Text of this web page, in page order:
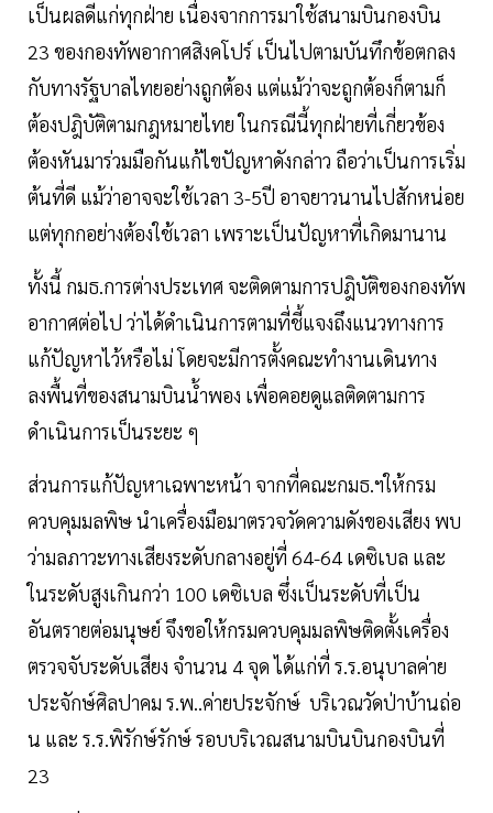
เป็นผลดีแก่ทุกฝ่าย เนื่องจากการมาใช้สนามบินกองบิน
23 ของกองทัพอากาศสิงคโปร์ เป็นไปตามบันทึกข้อตกลง
กับทางรัฐบาลไทยอย่างถูกต้อง แต่แม้ว่าจะถูกต้องก็ตามก็
ต้องปฎิบัติตามกฎหมายไทย ในกรณีนี้ทุกฝ่ายที่เกี่ยวข้อง
ต้องหันมาร่วมมือกันแก้ไขปัญหาดังกล่าว ถือว่าเป็นการเริ่ม
ต้นที่ดี แม้ว่าอาจจะใช้เวลา 3-5ปี อาจยาวนานไปสักหน่อย
แต่ทุกกอย่างต้องใช้เวลา เพราะเป็นปัญหาที่เกิดมานาน
ทั้งนี้ กมธ.การต่างประเทศ จะติดตามการปฎิบัติของกองทัพ
อากาศต่อไป ว่าได้ดำเนินการตามที่ชี้แจงถึงแนวทางการ
แก้ปัญหาไว้หรือไม่ โดยจะมีการตั้งคณะทำงานเดินทาง
ลงพื้นที่ของสนามบินน้ำพอง เพื่อคอยดูแลติดตามการ
ดำเนินการเป็นระยะ ๆ
ส่วนการแก้ปัญหาเฉพาะหน้า จากที่คณะกมธ.ฯให้กรม
ควบคุมมลพิษ นำเครื่องมือมาตรวจวัดความดังของเสียง พบ
ว่ามลภาวะทางเสียงระดับกลางอยู่ที่ 64-64 เดซิเบล และ
ในระดับสูงเกินกว่า 100 เดซิเบล ซึ่งเป็นระดับที่เป็น
อันตรายต่อมนุษย์ จึงขอให้กรมควบคุมมลพิษติดตั้งเครื่อง
ตรวจจับระดับเสียง จำนวน 4 จุด ได้แก่ที่ ร.ร.อนุบาลค่าย
ประจักษ์ศิลปาคม ร.พ..ค่ายประจักษ์ บริเวณวัดป่าบ้านถ่อ
น และ ร.ร.พิรักษ์รักษ์ รอบบริเวณสนามบินบินกองบินที่
23